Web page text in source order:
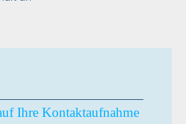
Ihre Kontaktaufnahme